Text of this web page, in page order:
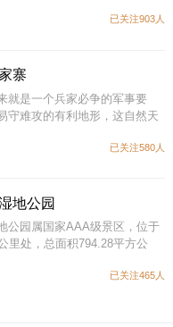
已关注903人
寨
就是一个兵家必争的军事要
守难攻的有利地形，这自然天
已关注580人
地公园
公园属国家AAA级景区，位于
里处，总面积794.28平方公
已关注465人